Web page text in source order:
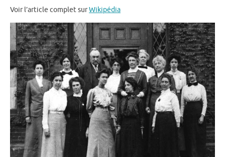
Voir l’article complet surWikipédia